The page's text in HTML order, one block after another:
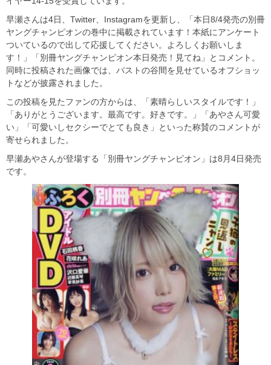
早瀬さんは4日、Twitter、Instagramを更新し、「本日8/4発売の別冊
ヤングチャンピオンの巻中に掲載されています！本紙にアンケート
ついているので出して応援してください。よろしくお願いしま
す！」「別冊ヤングチャンピオン本日発売！見てね」とコメント。
同時に投稿された画像では、バストの谷間を見せているオフショッ
トなどが披露されました。
この投稿を見たファンの方からは、「素晴らしいスタイルです！」
「ありがとうございます。最高です。好きです。」「あやさん可愛
い」「可愛いしセクシーでとても良き」といった称賛のコメントが
寄せられました。
早瀬あやさんが登場する「別冊ヤングチャンピオン」は8月4日発売
です。